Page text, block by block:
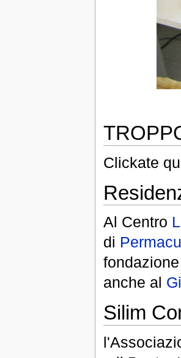
Clickate
Al Centro
di
anche al
Silim